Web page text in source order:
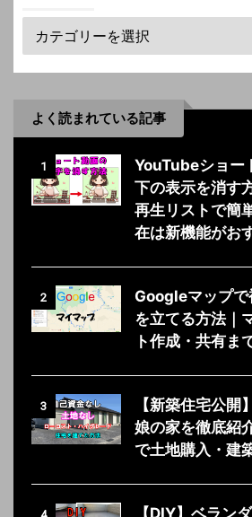
よく読まれている記事
1
YouTubeショー
下の表示を消す
再生リストで簡
在は新機能がお
2
Googleマップで
を立てる方法｜
ト作成・共有ま
3
【新築住宅公開
娘の家を徹底紹
で土地購入・建
【DIY】ベラン